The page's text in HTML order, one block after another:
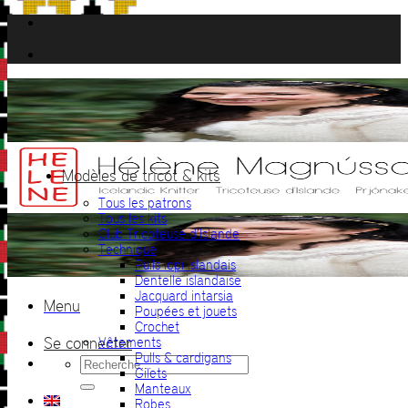
Passer
au
contenu
Menu
Se connecter
Recherche
pour :
Modèles de tricot & kits
Tous les patrons
Tous les kits
Club Tricoteuse d’Islande
Technique
Pulls lopi islandais
Dentelle islandaise
Jacquard intarsia
Poupées et jouets
Crochet
Vêtements
Pulls & cardigans
Gilets
Manteaux
Robes